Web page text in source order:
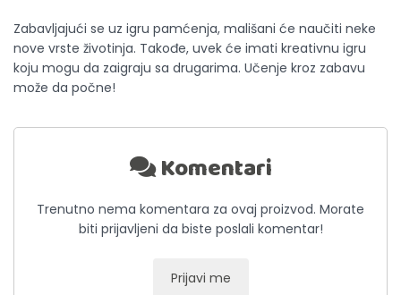
Zabavljajući se uz igru pamćenja, mališani će naučiti neke
nove vrste životinja. Takođe, uvek će imati kreativnu igru
koju mogu da zaigraju sa drugarima. Učenje kroz zabavu
može da počne!
Komentari
Trenutno nema komentara za ovaj proizvod. Morate
biti prijavljeni da biste poslali komentar!
Prijavi me